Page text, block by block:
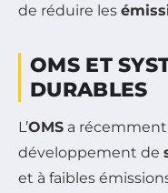
de réduire les
OMS ET
DURABLES
L’OMS a
développement de
et à faibles